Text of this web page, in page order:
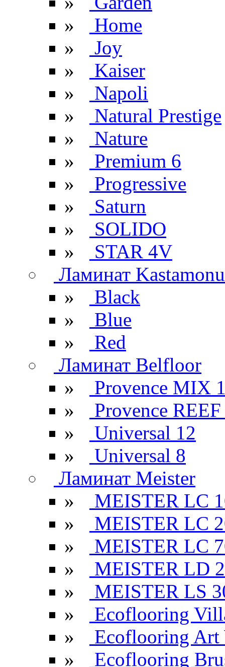
»
Home
»
Joy
»
Kaiser
»
Napoli
»
Natural Prestige
»
Nature
»
Premium 6
»
Progressive
»
Saturn
»
SOLIDO
»
STAR 4V
Ламинат Kastamonu
»
Black
»
Blue
»
Red
Ламинат Belfloor
»
Provence MIX
»
Provence
»
Universal 12
»
Universal 8
Ламинат Meister
»
MEISTER LC
»
MEISTER LC
»
MEISTER LC
»
MEISTER LD
»
MEISTER LS
»
Ecoflooring
»
Ecoflooring Art
»
Ecoflooring